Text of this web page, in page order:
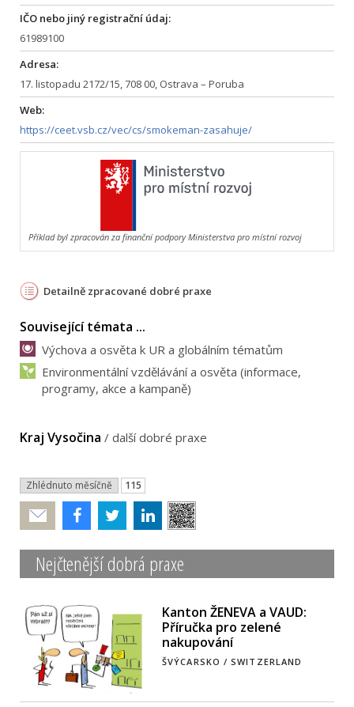
IČO nebo jiný registrační údaj:
61989100
Adresa:
17. listopadu 2172/15, 708 00, Ostrava – Poruba
Web:
https://ceet.vsb.cz/vec/cs/smokeman-zasahuje/
Příklad byl zpracován za finanční podpory Ministerstva pro místní rozvoj
Detailně zpracované dobré praxe
Související témata ...
Výchova a osvěta k UR a globálním tématům
Environmentální vzdělávání a osvěta (informace,
programy, akce a kampaně)
Kraj Vysočina / další dobré praxe
Zhlédnuto měsíčně 115
Poslat
Nejčtenější dobrá praxe
Kanton ŽENEVA a VAUD:
Příručka pro zelené
nakupování
ŠVÝCARSKO / SWITZERLAND